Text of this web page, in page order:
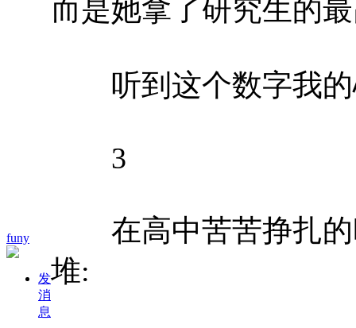
funy
发
消
息
而是她拿了研究生的
听到这个数字我的
3
在高中苦苦挣扎的
堆: